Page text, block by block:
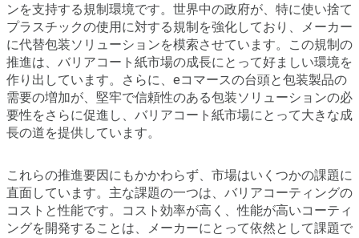
ンを支持する規制環境です。世界中の政府が、特に使い捨て
プラスチックの使用に対する規制を強化しており、メーカー
に代替包装ソリューションを模索させています。この規制の
推進は、バリアコート紙市場の成長にとって好ましい環境を
作り出しています。さらに、eコマースの台頭と包装製品の
需要の増加が、堅牢で信頼性のある包装ソリューションの必
要性をさらに促進し、バリアコート紙市場にとって大きな成
長の道を提供しています。
これらの推進要因にもかかわらず、市場はいくつかの課題に
直面しています。主な課題の一つは、バリアコーティングの
コストと性能です。コスト効率が高く、性能が高いコーティ
ングを開発することは、メーカーにとって依然として課題で